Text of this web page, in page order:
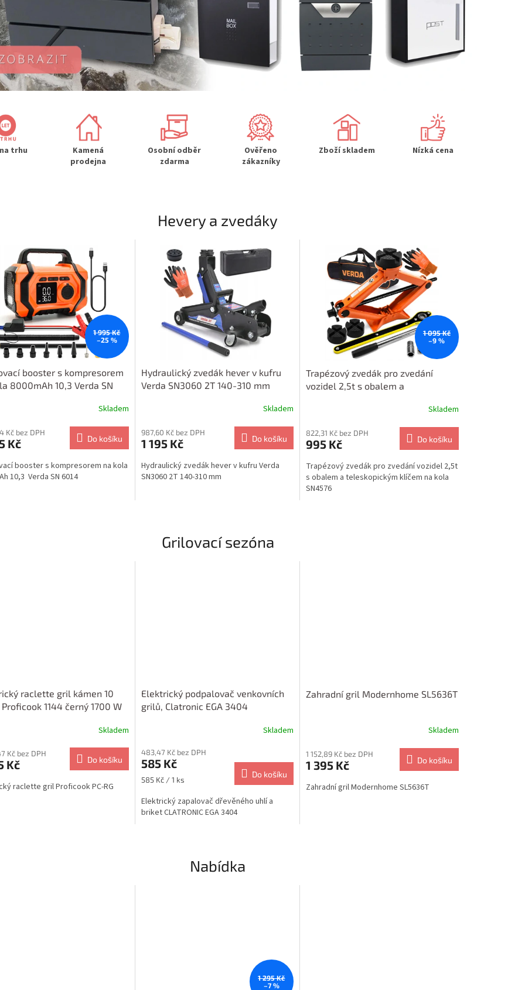
trhu
Kamená
prodejna
Osobní odběr
zdarma
Ověřeno
zákazníky
Zboží skladem Nízká cena
Hevery a zvedáky
1 995 Kč
–25 %
booster s kompresorem
8000mAh 10,3 Verda SN
Skladem
Kč bez DPH
Kč Do košíku
booster s kompresorem na kola
10,3 Verda SN 6014
Hydraulický zvedák hever v kufru
Verda SN3060 2T 140-310 mm
Skladem
987,60 Kč bez DPH
1 195 Kč Do košíku
Hydraulický zvedák hever v kufru Verda
SN3060 2T 140-310 mm
1 095 Kč
–9 %
Trapézový zvedák pro zvedání
vozidel 2,5t s obalem a
Skladem
822,31 Kč bez DPH
995 Kč Do košíku
Trapézový zvedák pro zvedání vozidel 2,5t
s obalem a teleskopickým klíčem na kola
SN4576
Grilovací sezóna
raclette gril kámen 10
1144 černý 1700 W
Skladem
Kč bez DPH
Kč Do košíku
raclette gril Proficook PC-RG
Elektrický podpalovač venkovních
grilů, Clatronic EGA 3404
Skladem
483,47 Kč bez DPH
585 Kč
Měrná
585 Kč / 1 ks
Do košíku
Elektrický zapalovač dřevěného uhlí a
briket CLATRONIC EGA 3404
Zahradní gril Modernhome SL5636T
Skladem
1 152,89 Kč bez DPH
1 395 Kč Do košíku
Zahradní gril Modernhome SL5636T
Nabídka
1 295 Kč
–7 %